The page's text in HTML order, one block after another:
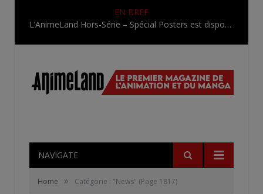
EN BREF
L’AnimeLand Hors-Série – Spécial Posters est disponible !
NAVIGATE
Home » Catégorie : "News" (Page 1817)